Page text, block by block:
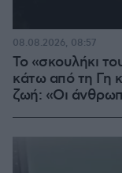
Το «σκουλήκι
κάτω από τη Γη
ζωή: «Οι
08.08.2026, 08:57